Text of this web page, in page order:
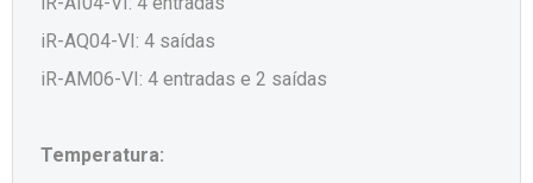
iR-AQ04-VI: 4 saídas
iR-AM06-VI: 4 entradas e 2 saídas
Temperatura: